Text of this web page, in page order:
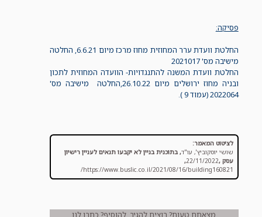
פסיקה:
החלטת וועדת ערר המחוזית מחוז מרכז מיום 6.6.21, החלטה
מישיבה מס' 2021017
החלטת וועדת המשנה להתנגדויות- הוועדה המחוזית לתכון
ובניה מחוז ירושלים מיום 26.10.22,החלטה מישיבה מס'
2022064 (עמוד 9 ).
לציטוט המאמר:
שושי יוסקוביץ', עו"ד, בתוכנית בניין לא יקבעו תנאים לעניין רישיון
עסק,
22/11/2022
,
https://www.buslic.co.il/2021/08/16/building160821/
מצאתם טעות? רוצים להגיב, להוסיף? כתבו לנו